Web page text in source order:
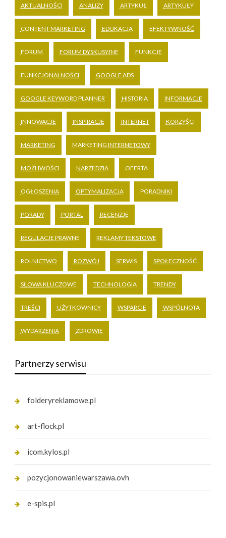
AKTUALNOŚCI ANALIZY ARTYKUŁ ARTYKUŁY
CONTENT MARKETING EDUKACJA EFEKTYWNOŚĆ
FORUM FORUM DYSKUSYJNE FUNKCJE
FUNKCJONALNOŚCI GOOGLE ADS
GOOGLE KEYWORD PLANNER HISTORIA INFORMACJE
INNOWACJE INSPIRACJE INTERNET KORZYŚCI
MARKETING MARKETING INTERNETOWY
MOŻLIWOŚCI NARZĘDZIA OFERTA
OGŁOSZENIA OPTYMALIZACJA PORADNIKI
PORADY PORTAL RECENZJE
REGULACJE PRAWNE REKLAMY TEKSTOWE
ROLNICTWO ROZWÓJ SERWIS SPOŁECZNOŚĆ
SŁOWA KLUCZOWE TECHNOLOGIA TRENDY
TREŚCI UŻYTKOWNICY WSPARCIE WSPÓLNOTA
WYDARZENIA ZDROWIE
Partnerzy serwisu
folderyreklamowe.pl
art-flock.pl
icom.kylos.pl
pozycjonowaniewarszawa.ovh
e-spis.pl